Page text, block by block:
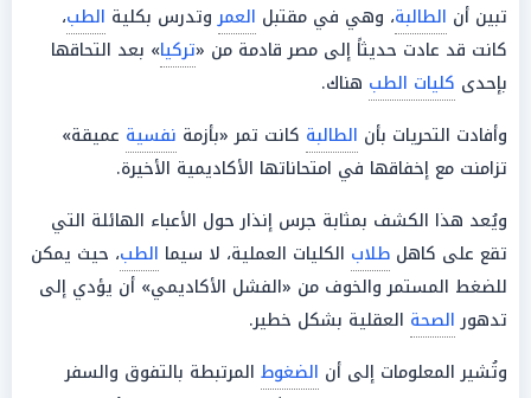
تبين أن الطالبة، وهي في مقتبل العمروتدرس بكلية الطب،
كانت قد عادت حديثاً إلى مصر قادمة من «تركيا» بعد التحاقها
بإحدى كليات الطب هناك.
وأفادت التحريات بأن الطالبة كانت تمر «بأزمة نفسية عميقة»
تزامنت مع إخفاقها في امتحاناتها الأكاديمية الأخيرة.
ويُعد هذا الكشف بمثابة جرس إنذار حول الأعباء الهائلة التي
تقع على كاهل طلاب الكليات العملية، لا سيما الطب، حيث يمكن
للضغط المستمر والخوف من «الفشل الأكاديمي» أن يؤدي إلى
تدهورالصحة العقلية بشكل خطير.
وتُشير المعلومات إلى أن الضغوط المرتبطة بالتفوق والسفر